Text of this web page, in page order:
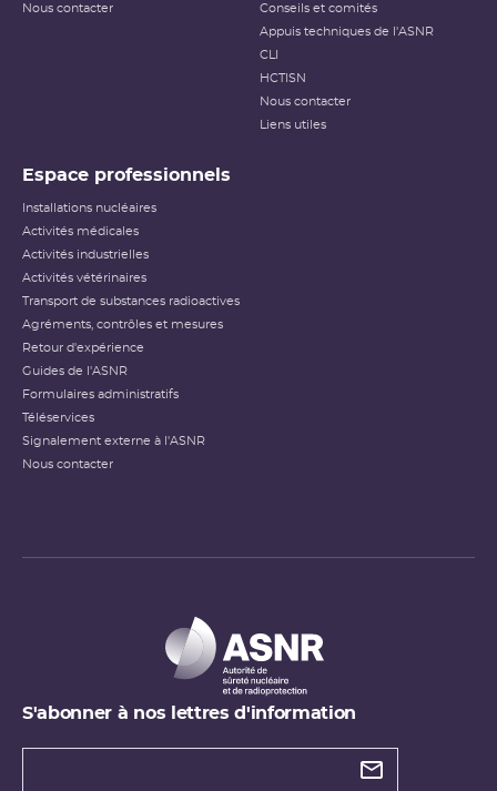
Nous contacter
Conseils et comités
Appuis techniques de l'ASNR
CLI
HCTISN
Nous contacter
Liens utiles
Espace professionnels
Installations nucléaires
Activités médicales
Activités industrielles
Activités vétérinaires
Transport de substances radioactives
Agréments, contrôles et mesures
Retour d'expérience
Guides de l'ASNR
Formulaires administratifs
Téléservices
Signalement externe à l'ASNR
Nous contacter
S'abonner à nos lettres d'information
Types de